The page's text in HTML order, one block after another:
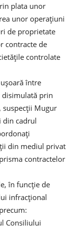
plata unor
unor operațiuni
de proprietate
contracte de
controlate
între
prin
suspecții Mugur
din cadrul
din mediul privat
contractelor
în funcție de
infracțional
Consiliului